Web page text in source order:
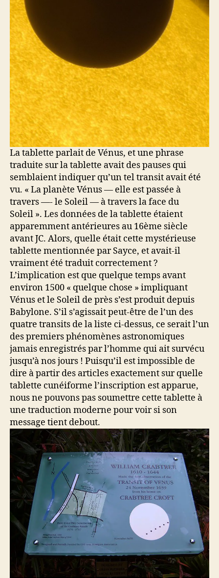
La tablette parlait de Vénus, et une phrase
traduite sur la tablette avait des pauses qui
semblaient indiquer qu’un tel transit avait été
vu. « La planète Vénus — elle est passée à
travers —- le Soleil — à travers la face du
Soleil ». Les données de la tablette étaient
apparemment antérieures au 16ème siècle
avant JC. Alors, quelle était cette mystérieuse
tablette mentionnée par Sayce, et avait-il
vraiment été traduit correctement ?
L’implication est que quelque temps avant
environ 1500 « quelque chose » impliquant
Vénus et le Soleil de près s’est produit depuis
Babylone. S’il s’agissait peut-être de l’un des
quatre transits de la liste ci-dessus, ce serait l’un
des premiers phénomènes astronomiques
jamais enregistrés par l’homme qui ait survécu
jusqu’à nos jours ! Puisqu’il est impossible de
dire à partir des articles exactement sur quelle
tablette cunéiforme l’inscription est apparue,
nous ne pouvons pas soumettre cette tablette à
une traduction moderne pour voir si son
message tient debout.